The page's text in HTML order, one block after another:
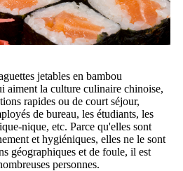
jetables en bambou
aiment la culture culinaire chinoise,
rapides ou de court séjour,
de bureau, les étudiants, les
nique, etc. Parce qu'elles sont
et hygiéniques, elles ne le sont
géographiques et de foule, il est
personnes.